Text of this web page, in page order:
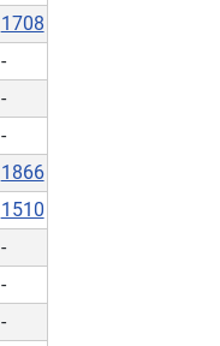
1708
-
-
-
1866
1510
-
-
-